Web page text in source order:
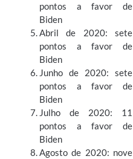
pontos a favor de
Biden
Abril de 2020: sete
pontos a favor de
Biden
Junho de 2020: sete
pontos a favor de
Biden
Julho de 2020: 11
pontos a favor de
Biden
Agosto de 2020: nove